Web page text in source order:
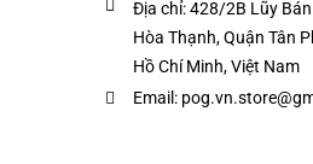
Địa chỉ: 428/2B Lũy
Hòa Thạnh, Quận Tân
Hồ Chí Minh, Việt Nam
Email: